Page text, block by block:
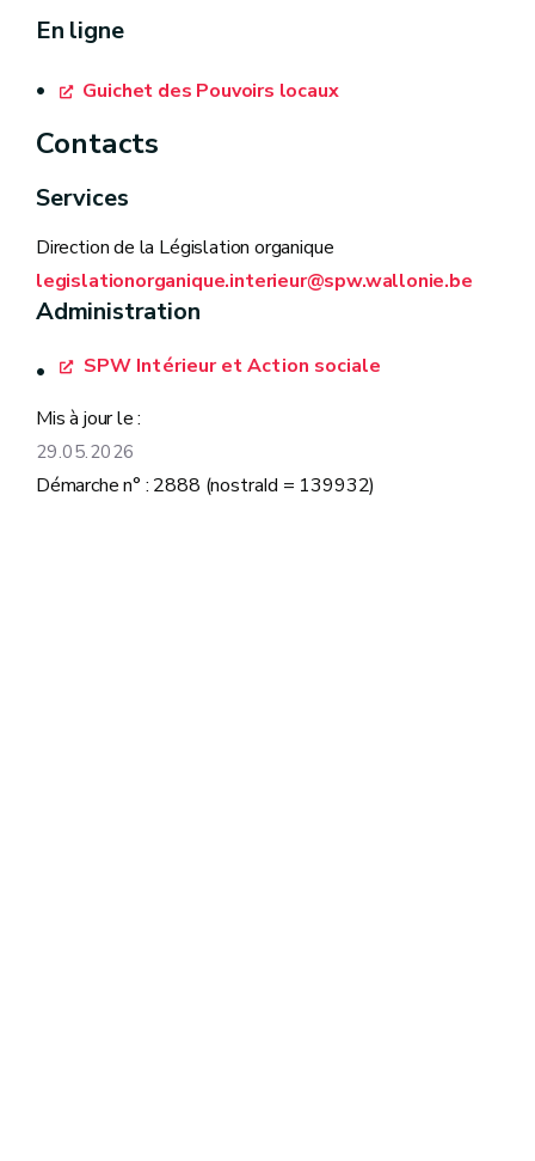
En ligne
Guichet des Pouvoirs locaux
Contacts
Services
Direction de la Législation organique
legislationorganique.interieur@spw.wallonie.be
Administration
SPW Intérieur et Action sociale
Mis à jour le :
29.05.2026
Démarche n° : 2888 (nostraId = 139932)